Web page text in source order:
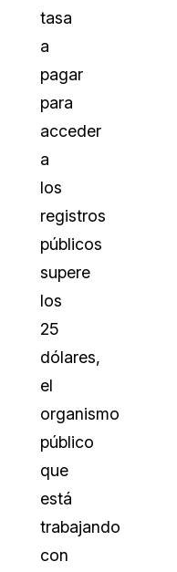
tasa
a
pagar
para
acceder
a
los
registros
públicos
supere
los
25
dólares,
el
organismo
público
que
está
trabajando
con